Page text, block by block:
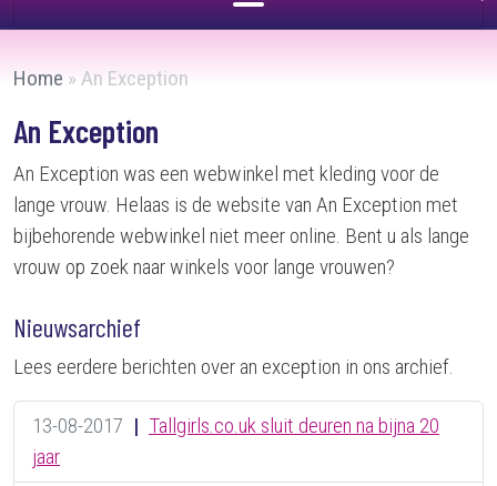
Home » An Exception
An Exception
An Exception was een webwinkel met kleding voor de
lange vrouw. Helaas is de website van An Exception met
bijbehorende webwinkel niet meer online. Bent u als lange
vrouw op zoek naar winkels voor lange vrouwen?
Nieuwsarchief
Lees eerdere berichten over an exception in ons archief.
13-08-2017 | Tallgirls.co.uk sluit deuren na bijna 20
jaar